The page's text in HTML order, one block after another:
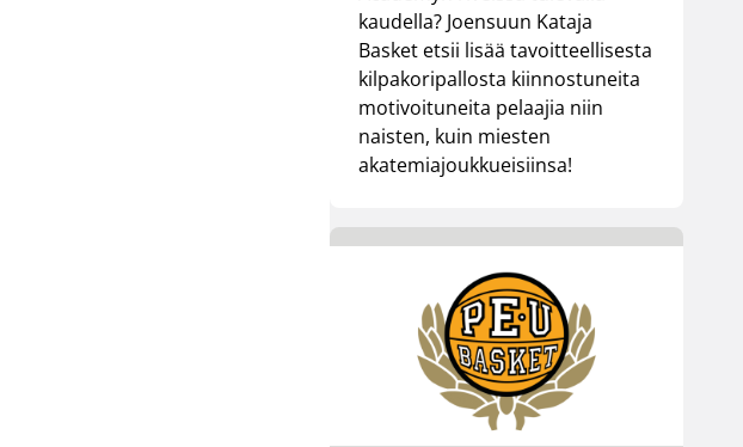
kaudella? Joensuun Kataja
Basket etsii lisää tavoitteellisesta
kilpakoripallosta kiinnostuneita
motivoituneita pelaajia niin
naisten, kuin miesten
akatemiajoukkueisiinsa!